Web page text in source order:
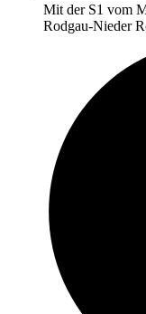
Mit der S1 vom
Rodgau-Nieder